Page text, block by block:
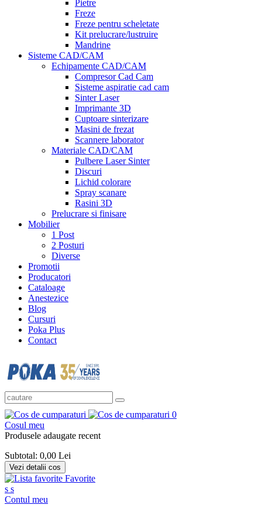
Pietre
Freze
Freze pentru scheletate
Kit prelucrare/lustruire
Mandrine
Sisteme CAD/CAM
Echipamente CAD/CAM
Compresor Cad Cam
Sisteme aspiratie cad cam
Sinter Laser
Imprimante 3D
Cuptoare sinterizare
Masini de frezat
Scannere laborator
Materiale CAD/CAM
Pulbere Laser Sinter
Discuri
Lichid colorare
Spray scanare
Rasini 3D
Prelucrare si finisare
Mobilier
1 Post
2 Posturi
Diverse
Promotii
Producatori
Cataloage
Anestezice
Blog
Cursuri
Poka Plus
Contact
0
Cosul meu
Produsele adaugate recent
Subtotal: 0,00 Lei
Vezi detalii cos
Favorite
s s
Contul meu